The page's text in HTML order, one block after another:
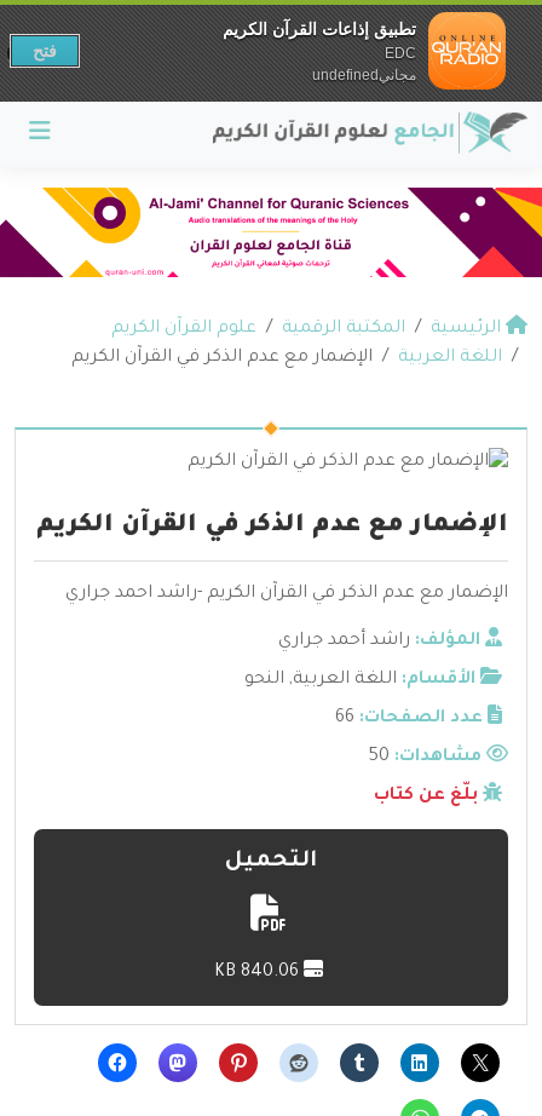
الرئيسية المكتبة الرقمية
علوم القرآن الكريم
اللغة العربية
الإضمار مع عدم الذكر في القرآن الكريم
الإضمار مع عدم الذكر في القرآن الكريم
الإضمار مع عدم الذكر في القرآن الكريم -راشد احمد جراري
المؤلف: راشد أحمد جراري
الأقسام: اللغة العربية, النحو
عدد الصفحات: 66
مشاهدات:
بلّغ عن كتاب
التحميل
تطبيق إذاعات القرآن الكريم
EDC
مجانيundefined
فتح